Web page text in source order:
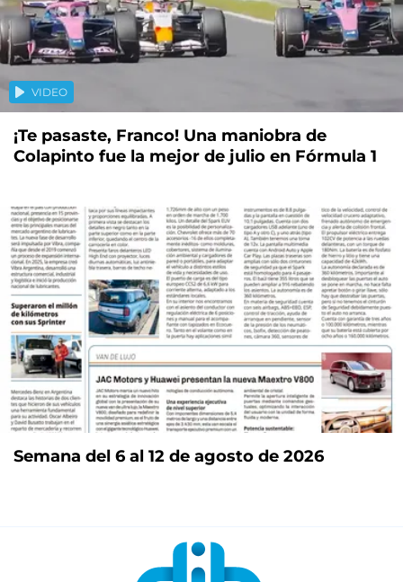
VIDEO
¡Te pasaste, Franco! Una maniobra de
Colapinto fue la mejor de julio en Fórmula 1
Semana del 6 al 12 de agosto de 2026